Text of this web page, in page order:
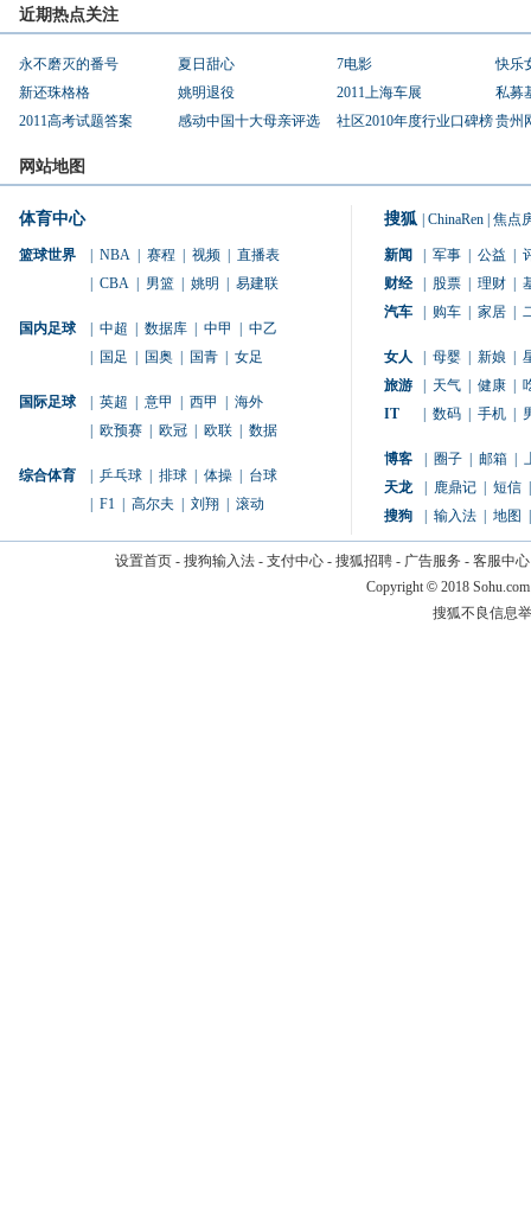
近期热点关注
永不磨灭的番号 夏日甜心 7电影
快乐
新还珠格格
姚明退役 2011上海车展
私募
2011高考试题答案
感动中国十大母亲评选 社区2010年度行业口碑榜贵州
网站地图
体育中心
篮球世界 NBA 赛程 视频
直播表
CBA 男篮 姚明 易建联
国内足球 中超 数据库 中甲
中乙
国足 国奥 国青 女足
国际足球 英超 意甲 西甲
海外
欧预赛 欧冠 欧联 数据
综合体育 乒乓球 排球 体操
台球
F1 高尔夫 刘翔 滚动
搜狐 ChinaRen 焦点
新闻 军事 公益
财经
股票 理财
汽车
购车 家居
女人 母婴 新娘
旅游
天气 健康
IT
数码 手机
博客 圈子 邮箱
天龙
鹿鼎记 短信
搜狗
输入法 地图
设置首页- 搜狗输入法- 支付中心- 搜狐招聘- 广告服务 - 客服中心
Copyright © 2018
搜狐不良信息